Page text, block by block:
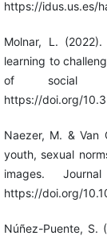
https://idus.us.es/
Molnar, L.
learning to
of social
https://doi.org/
Naezer, M. & Van
youth, sexual
images.
https://doi.org/
Núñez-Puente, S.